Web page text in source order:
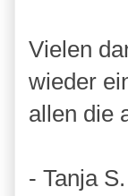
Vielen
wieder
allen die
- Tanja S.